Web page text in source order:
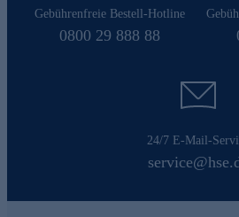
Gebührenfreie Bestell-Hotline
0800 29 888 88
24/7 E-Mail-